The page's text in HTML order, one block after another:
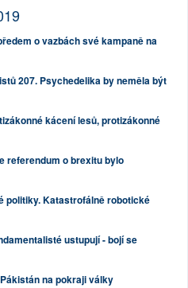
o vazbách své kampaně na
207. Psychedelika by neměla být
kácení lesů, protizákonné
referendum o brexitu bylo
politiky. Katastrofálně robotické
ustupují - bojí se
na pokraji války